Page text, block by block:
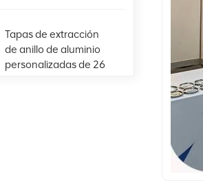
Tapas de extracción
de anillo de aluminio
personalizadas de 26